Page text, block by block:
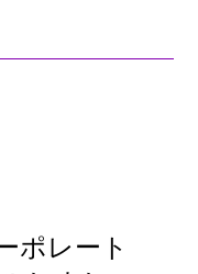
ポレート